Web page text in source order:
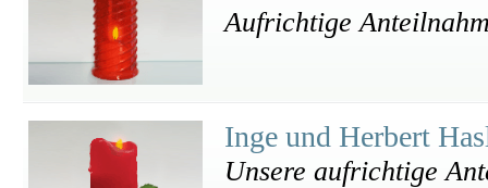
Aufrichtige
Inge und Herbert
Unsere aufrichtige